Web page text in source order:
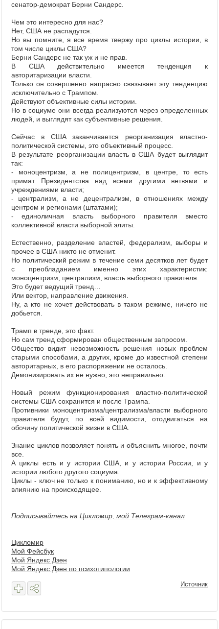
сенатор-демократ Берни Сандерс.
Чем это интересно для нас?
Нет, США не распадутся.
Но вы помните, я все время твержу про циклы истории, в
том числе циклы США?
Берни Сандерс не так уж и не прав.
В США действительно имеется тенденция к
авторитаризации власти.
Только он совершенно напрасно связывает эту тенденцию
исключительно с Трампом.
Действуют объективные силы истории.
Но в социуме они всегда реализуются через определенных
людей, и выглядят как субъективные решения.
Сейчас в США заканчивается реорганизация властно-
политической системы, это объективный процесс.
В результате реорганизации власть в США будет выглядит
так:
- моноцентризм, а не полицентризм, в центре, то есть
примат Президентства над всеми другими ветвями и
учреждениями власти;
- централизм, а не децентрализм, в отношениях между
центром и регионами (штатами);
- единоличная власть выборного правителя вместо
коллективной власти выборной элиты.
Естественно, разделение властей, федерализм, выборы и
прочее в США никто не отменит.
Но политический режим в течение семи десятков лет будет
с преобладанием именно этих характеристик:
моноцентризм, централизм, власть выборного правителя.
Это будет ведущий тренд…
Или вектор, направление движения.
Ну, а кто не хочет действовать в таком режиме, ничего не
добьется.
Трамп в тренде, это факт.
Но сам тренд сформирован общественным запросом.
Общество видит невозможность решения новых проблем
старыми способами, а других, кроме до известной степени
авторитарных, в его распоряжении не осталось.
Демонизировать их не нужно, это неправильно.
Новый режим функционирования властно-политической
системы США сохранится и после Трампа.
Противники моноцентризма/централизма/власти выборного
правителя будут, по всей видимости, отодвигаться на
обочину политической жизни в США.
Знание циклов позволяет понять и объяснить многое, почти
все.
А циклы есть и у истории США, и у истории России, и у
истории любого другого социума.
Циклы - ключ не только к пониманию, но и к эффективному
влиянию на происходящее.
Подписывайтесь на Цикломир, мой Телеграм-канал
Цикломир
Мой Фейсбук
Мой Яндекс Дзен
Мой Яндекс Дзен по психотипологии
Источник